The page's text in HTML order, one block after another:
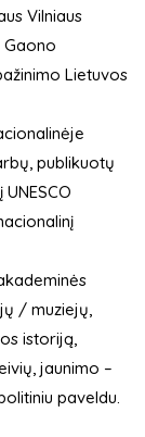
Vilniaus
Lietuvos
publikuotų
/ muziejų,
istoriją,
jaunimo –
paveldu.